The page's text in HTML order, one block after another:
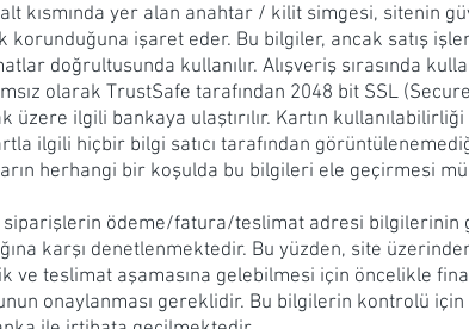
kısmında yer alan anahtar / kilit simgesi, sitenin
işaret eder. Bu bilgiler, ancak satış
doğrultusunda kullanılır. Alışveriş sırasında
olarak TrustSafe tarafından 2048 bit SSL
ilgili bankaya ulaştırılır. Kartın kullanılabilirliği
ilgili hiçbir bilgi satıcı tarafından
herhangi bir koşulda bu bilgileri ele geçirmesi
ödeme/fatura/teslimat adresi bilgilerinin
karşı denetlenmektedir. Bu yüzden, site
ve teslimat aşamasına gelebilmesi için öncelikle
onaylanması gereklidir. Bu bilgilerin kontrolü